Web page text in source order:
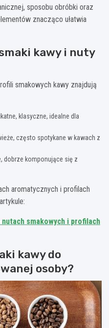
sposobu obróbki oraz
znacząco ułatwia
kawy i nuty
smakowych kawy znajdują
klasyczne, idealne dla
często spotykane w kawach z
dobrze komponujące się z
aromatycznych i profilach
smakowych i profilach
kawy do
osoby?